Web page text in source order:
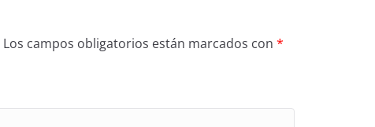
Los campos obligatorios están marcados con *